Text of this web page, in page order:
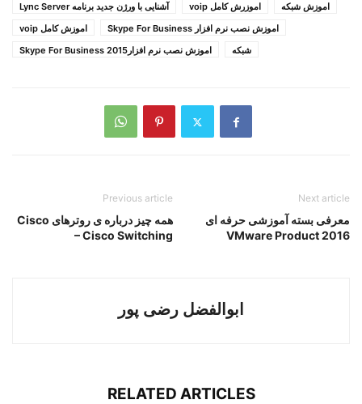
آشنایی با ورژن جدید برنامه Lync Server
اموزرش کامل voip
اموزش شبکه
اموزش کامل voip
اموزش نصب ﻧﺮم اﻓﺰار Skype For Business
اموزش نصب ﻧﺮم اﻓﺰار2015 Skype For Business
شبکه
Previous article
همه چیز درباره ی روترهای Cisco
– Cisco Switching
Next article
معرفی بسته آموزشی حرفه ای
VMware Product 2016
ابوالفضل رضی پور
RELATED ARTICLES